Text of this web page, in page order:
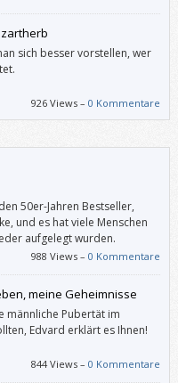
sich besser vorstellen, wer
926 Views –0 Kommentare
50er-Jahren Bestseller,
und es hat viele Menschen
aufgelegt wurden.
988 Views –0 Kommentare
meine Geheimnisse
männliche Pubertät im
Edvard erklärt es Ihnen!
844 Views –0 Kommentare